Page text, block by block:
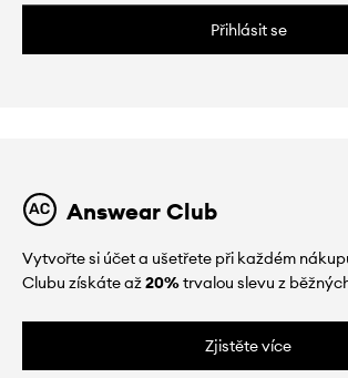
Přihlásit se
Answear Club
Vytvořte si účet a ušetřete při každém
Clubu získáte až20%trvalou slevu z
Zjistěte více